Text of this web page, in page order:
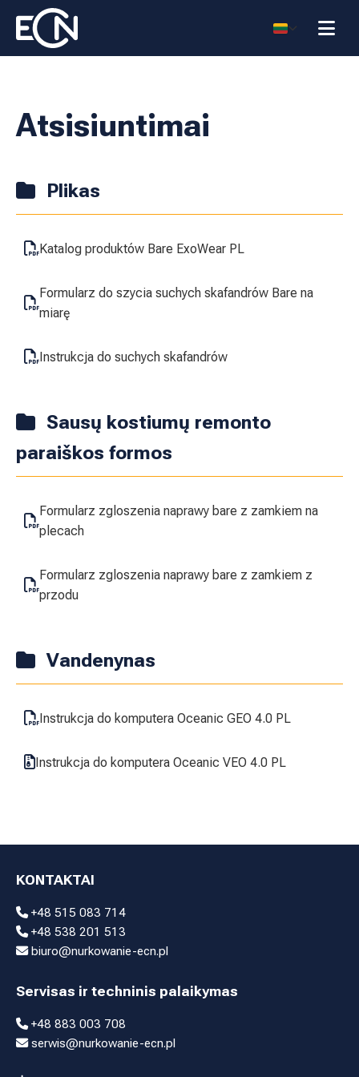
Atsisiuntimai
Plikas
Katalog produktów Bare ExoWear PL
Formularz do szycia suchych skafandrów Bare na
miarę
Instrukcja do suchych skafandrów
Sausų kostiumų remonto
paraiškos formos
Formularz zgloszenia naprawy bare z zamkiem na
plecach
Formularz zgloszenia naprawy bare z zamkiem z
przodu
Vandenynas
Instrukcja do komputera Oceanic GEO 4.0 PL
Instrukcja do komputera Oceanic VEO 4.0 PL
KONTAKTAI
+48 515 083 714
+48 538 201 513
biuro@nurkowanie-ecn.pl
Servisas ir techninis palaikymas
+48 883 003 708
serwis@nurkowanie-ecn.pl